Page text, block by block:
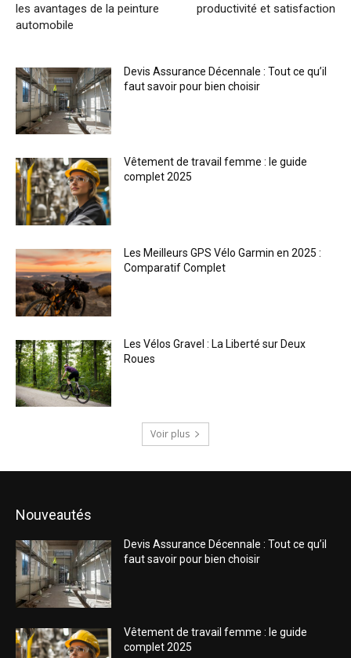
les avantages de la peinture
automobile
productivité et satisfaction
Devis Assurance Décennale : Tout ce qu’il
faut savoir pour bien choisir
Vêtement de travail femme : le guide
complet 2025
Les Meilleurs GPS Vélo Garmin en 2025 :
Comparatif Complet
Les Vélos Gravel : La Liberté sur Deux
Roues
Voir plus
Nouveautés
Devis Assurance Décennale : Tout ce qu’il
faut savoir pour bien choisir
Vêtement de travail femme : le guide
complet 2025